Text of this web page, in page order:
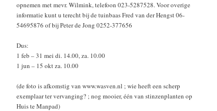
opnemen met mevr. Wilmink, telefoon 023-5287528. Voor overige
informatie kunt u terecht bij de tuinbaas Fred van der Hengst 06-
54695876 of bij Peter de Jong 0252-377656
Dus:
1 feb – 31 mei di. 14.00, za. 10.00
1 jun – 15 okt za. 10.00
(de foto is afkomstig van www.wasven.nl ; wie heeft een scherp
exemplaar ter vervanging? ; nog mooier, één van stinzenplanten op
Huis te Manpad)